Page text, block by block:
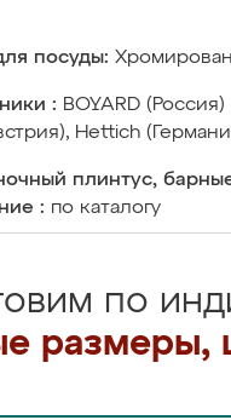
посуды:
: BOYARD
Hettich
плинтус,
: по каталогу
по
размеры,